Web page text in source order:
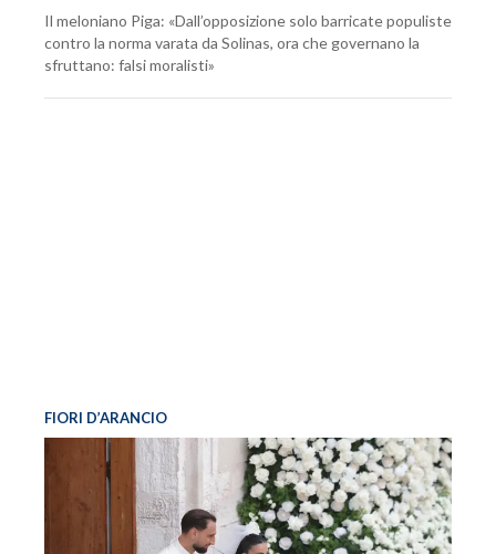
Il meloniano Piga: «Dall’opposizione solo barricate populiste
contro la norma varata da Solinas, ora che governano la
sfruttano: falsi moralisti»
FIORI D’ARANCIO